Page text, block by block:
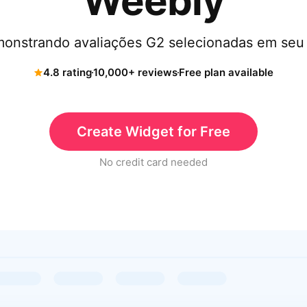
avaliações G2 selecionadas em
4.8 rating10,000+ reviewsFree plan available
Create Widget for Free
No credit card needed